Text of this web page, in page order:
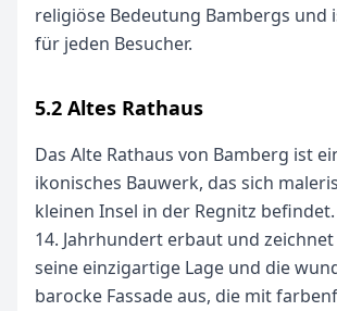
religiöse Bedeutung Bambergs und
für jeden Besucher.
5.2 Altes Rathaus
Das Alte Rathaus von Bamberg ist
ikonisches Bauwerk, das sich
kleinen Insel in der Regnitz
14. Jahrhundert erbaut und
seine einzigartige Lage und die
barocke Fassade aus, die mit